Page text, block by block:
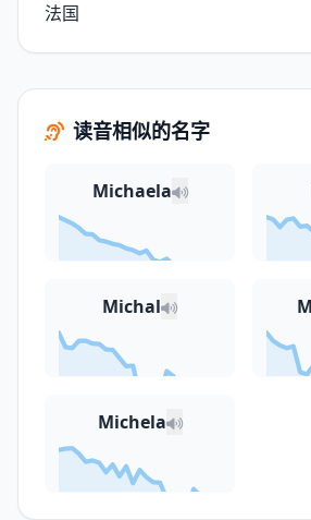
法国
读音相似的名字
Michaela
Michal
Michela